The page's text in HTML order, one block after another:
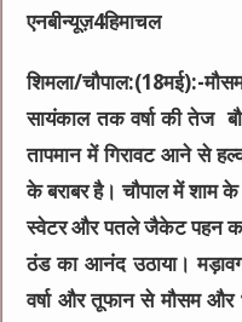
एनबीन्यूज़4हिमाचल
शिमला/चौपाल:(18मई):-
सायंकाल तक वर्षा की तेज
तापमान में गिरावट आने से
के बराबर है। चौपाल में शाम
स्वेटर और पतले जैकेट पहन
ठंड का आनंद उठाया।
वर्षा और तूफान से मौसम और